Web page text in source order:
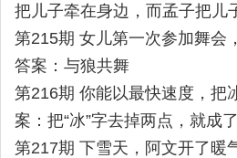
把儿子牵在身边，而孟子把儿
第215期 女儿第一次参加舞会
答案：与狼共舞
第216期 你能以最快速度，把
案：把“冰”字去掉两点，就成了
第217期 下雪天，阿文开了暖